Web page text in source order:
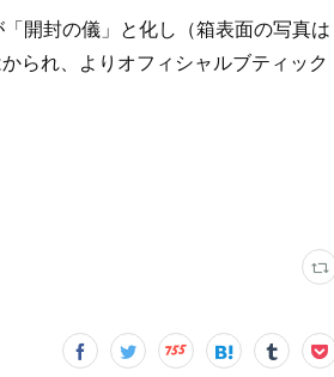
開封の儀」と化し（箱表面の写真は
られ、よりオフィシャルブティック